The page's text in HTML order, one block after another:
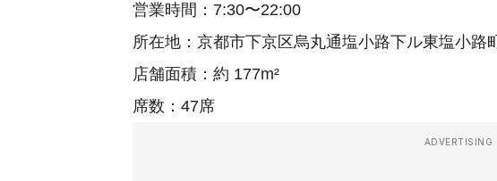
営業時間：7:30〜22:00
所在地：京都市下京区烏丸通塩小路下ル東塩小路町
店舗面積：約 177m²
席数：47席
ADVERTISING